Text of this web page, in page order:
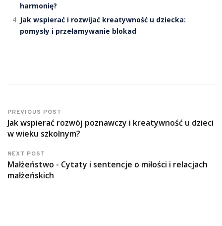
harmonię?
Jak wspierać i rozwijać kreatywność u dziecka:
pomysły i przełamywanie blokad
PREVIOUS POST
Jak wspierać rozwój poznawczy i kreatywność u dzieci
w wieku szkolnym?
NEXT POST
Małżeństwo - Cytaty i sentencje o miłości i relacjach
małżeńskich